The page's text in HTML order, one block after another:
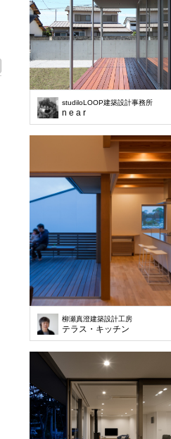
studiloLOOP建築設計事務所
n e a r
柳瀬真澄建築設計工房
テラス・キッチン